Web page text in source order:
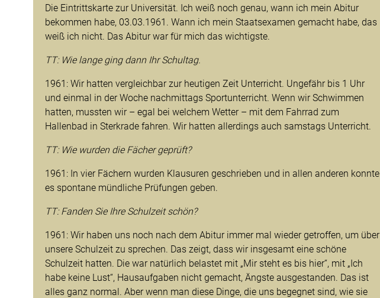
Die Eintrittskarte zur Universität. Ich weiß noch genau, wann ich mein Abitur
bekommen habe, 03.03.1961. Wann ich mein Staatsexamen gemacht habe, das
weiß ich nicht. Das Abitur war für mich das wichtigste.
TT: Wie lange ging dann Ihr Schultag.
1961: Wir hatten vergleichbar zur heutigen Zeit Unterricht. Ungefähr bis 1 Uhr
und einmal in der Woche nachmittags Sportunterricht. Wenn wir Schwimmen
hatten, mussten wir – egal bei welchem Wetter – mit dem Fahrrad zum
Hallenbad in Sterkrade fahren. Wir hatten allerdings auch samstags Unterricht.
TT: Wie wurden die Fächer geprüft?
1961: In vier Fächern wurden Klausuren geschrieben und in allen anderen konnte
es spontane mündliche Prüfungen geben.
TT: Fanden Sie Ihre Schulzeit schön?
1961: Wir haben uns noch nach dem Abitur immer mal wieder getroffen, um über
unsere Schulzeit zu sprechen. Das zeigt, dass wir insgesamt eine schöne
Schulzeit hatten. Die war natürlich belastet mit „Mir steht es bis hier“, mit „Ich
habe keine Lust“, Hausaufgaben nicht gemacht, Ängste ausgestanden. Das ist
alles ganz normal. Aber wenn man diese Dinge, die uns begegnet sind, wie sie